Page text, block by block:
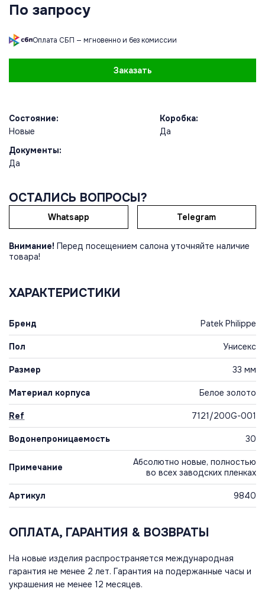
По запросу
Оплата СБП — мгновенно и без комиссии
Заказать
Состояние:
Новые
Коробка:
Да
Документы:
Да
ОСТАЛИСЬ ВОПРОСЫ?
Whatsapp Telegram
Внимание! Перед посещением салона уточняйте наличие
товара!
ХАРАКТЕРИСТИКИ
Бренд Patek Philippe
Пол Унисекс
Размер 33 мм
Материал корпуса Белое золото
Ref 7121/200G-001
Водонепроницаемость 30
Примечание
Абсолютно новые, полностью
во всех заводских пленках
Артикул 9840
ОПЛАТА, ГАРАНТИЯ & ВОЗВРАТЫ
На новые изделия распространяется международная
гарантия не менее 2 лет. Гарантия на подержанные часы и
украшения не менее 12 месяцев.